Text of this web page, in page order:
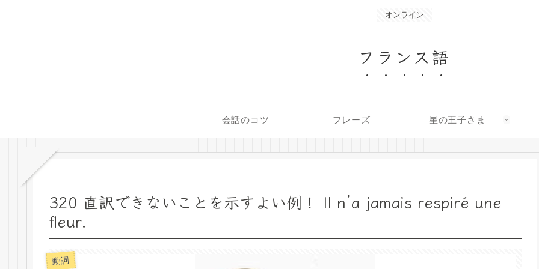
オンライン
フランス語
会話のコツ フレーズ 星の王子さま
320 直訳できないことを示すよい例！ Il n’a jamais respiré une
fleur.
動詞